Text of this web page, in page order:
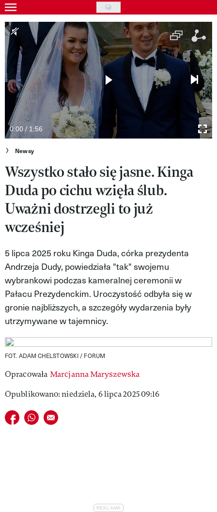
Skip
to
main
content
Gwiazdy
Ludzie
Moda
Uroda
Styl życia
Kultura
Wideo
Nasze akcje
VIVA!ART
VIVA!MODA
VIVA!LIFESTYLE
VIVA!MAN
VIVA!PEOPLE POWER
VIVA!ITAKA
MAGAZYN VIVA!
0:00 / 1:56
Newsy
Wszystko stało się jasne. Kinga
Duda po cichu wzięła ślub.
Uważni dostrzegli to już
wcześniej
5 lipca 2025 roku Kinga Duda, córka prezydenta
Andrzeja Dudy, powiedziała "tak" swojemu
wybrankowi podczas kameralnej ceremonii w
Pałacu Prezydenckim. Uroczystość odbyła się w
gronie najbliższych, a szczegóły wydarzenia były
utrzymywane w tajemnicy.
FOT. ADAM CHELSTOWSKI / FORUM
Opracowała Marcjanna Maryszewska
Opublikowano: niedziela, 6 lipca 2025 09:16
Udostępnij na facebook
Udostępnij na whatsapp
E-mail do przyjaciela